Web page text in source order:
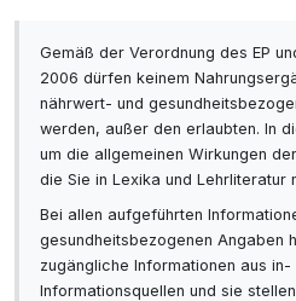
Gemäß der Verordnung des EP
2006 dürfen keinem
nährwert- und
werden, außer den erlaubten. In
um die allgemeinen Wirkungen
die Sie in Lexika und Lehrliteratur
Bei allen aufgeführten
gesundheitsbezogenen Angaben
zugängliche Informationen aus in-
Informationsquellen und sie